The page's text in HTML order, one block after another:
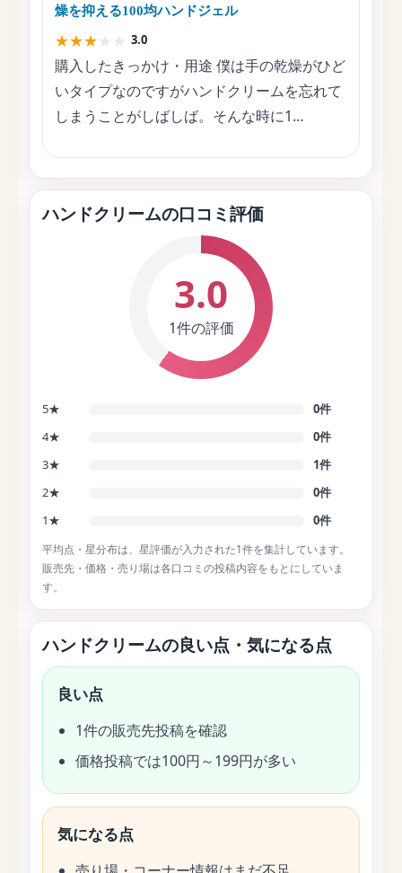
燥を抑える100均ハンドジェル
★★★★ ★ 3.0
購入したきっかけ・用途 僕は手の乾燥がひど
いタイプなのですがハンドクリームを忘れて
しまうことがしばしば。そんな時に1…
ハンドクリームの口コミ評価
3.0
1件の評価
5★
0件
4★
0件
3★
1件
2★
0件
1★
0件
平均点・星分布は、星評価が入力された1件を集計しています。
販売先・価格・売り場は各口コミの投稿内容をもとにしていま
す。
ハンドクリームの良い点・気になる点
良い点
1件の販売先投稿を確認
価格投稿では100円～199円が多い
気になる点